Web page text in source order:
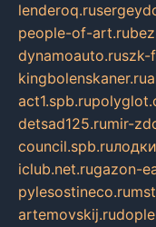
lenderoq.ru
people-of-art.ru
dynamoauto.ruszk-
kingbolenskaner.ru
act1.spb.ru
detsad125.rumir-
council.spb.ru
iclub.net.rugazon-
pylesostineco.ru
artemovskij.ru